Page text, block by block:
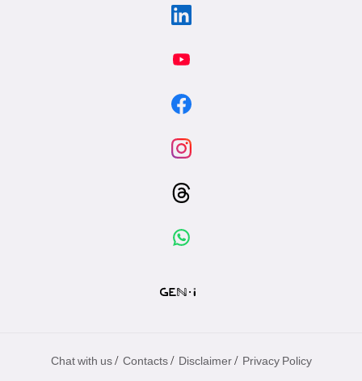
Chat with us / Contacts / Disclaimer / Privacy Policy